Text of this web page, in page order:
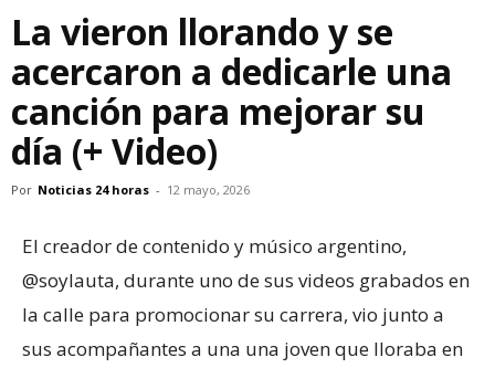
La vieron llorando y se
acercaron a dedicarle una
canción para mejorar su
día (+ Video)
Por Noticias 24 horas - 12 mayo, 2026
El creador de contenido y músico argentino,
@soylauta, durante uno de sus videos grabados en
la calle para promocionar su carrera, vio junto a
sus acompañantes a una una joven que lloraba en